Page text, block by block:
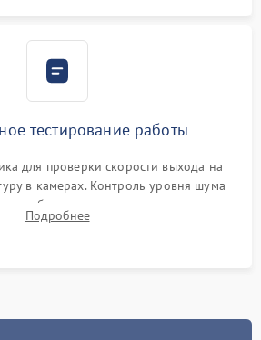
тестирование работы
для проверки скорости выхода на
в камерах. Контроль уровня шума
обмерзания стенок и корректного
автоматической оттайки.
Подробнее